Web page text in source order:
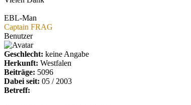
EBL-Man
Captain FRAG
Benutzer
Geschlecht: keine Angabe
Herkunft: Westfalen
Beiträge: 5096
Dabei seit: 05 / 2003
Betreff: